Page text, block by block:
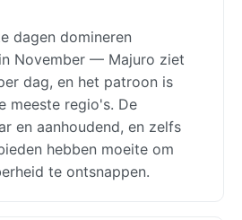
dagen domineren
November — Majuro ziet
dag, en het patroon is
meeste regio's. De
en aanhoudend, en zelfs
hebben moeite om
te ontsnappen.